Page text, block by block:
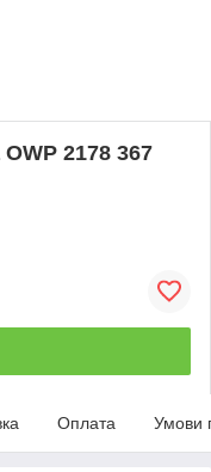
2178 367
Оплата Умови